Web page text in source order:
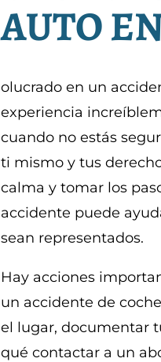
AUTO
olucrado en un
experiencia
cuando no estás
ti mismo y tus
calma y tomar los
accidente puede
sean representados.
Hay acciones
un accidente de
el lugar, documentar
qué contactar a un